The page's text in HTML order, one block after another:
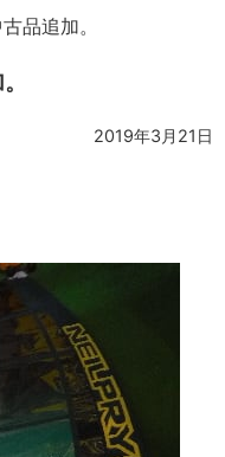
品追加。
2019年3月21日